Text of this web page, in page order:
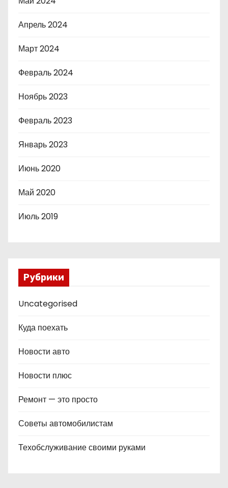
Апрель 2024
Март 2024
Февраль 2024
Ноябрь 2023
Февраль 2023
Январь 2023
Июнь 2020
Май 2020
Июль 2019
Рубрики
Uncategorised
Куда поехать
Новости авто
Новости плюс
Ремонт — это просто
Советы автомобилистам
Техобслуживание своими руками